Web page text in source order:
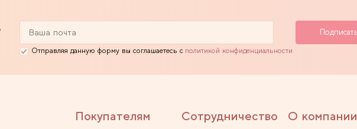
Отправляя данную форму вы соглашаетесь с политикой конфиденциальности
Покупателям Сотрудничество О компании